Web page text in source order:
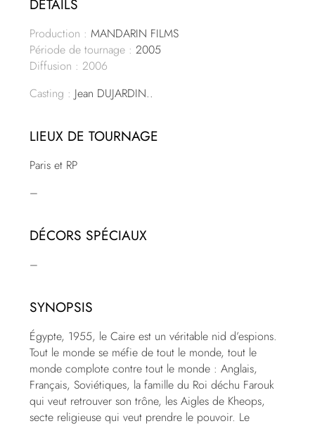
DÉTAILS
Production : MANDARIN FILMS
Période de tournage : 2005
Diffusion : 2006
Casting : Jean DUJARDIN..
LIEUX DE TOURNAGE
Paris et RP
–
DÉCORS SPÉCIAUX
–
SYNOPSIS
Égypte, 1955, le Caire est un véritable nid d’espions.
Tout le monde se méfie de tout le monde, tout le
monde complote contre tout le monde : Anglais,
Français, Soviétiques, la famille du Roi déchu Farouk
qui veut retrouver son trône, les Aigles de Kheops,
secte religieuse qui veut prendre le pouvoir. Le